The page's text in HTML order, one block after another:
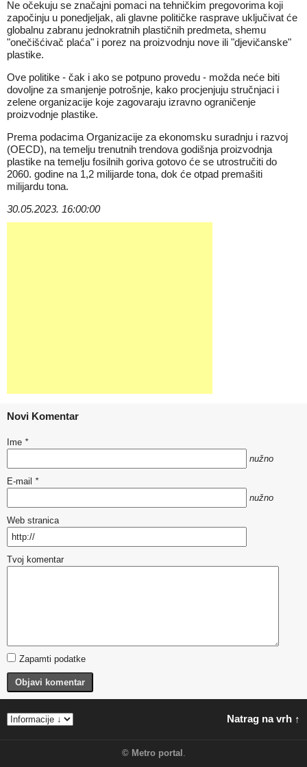
Ne očekuju se značajni pomaci na tehničkim pregovorima koji
započinju u ponedjeljak, ali glavne političke rasprave uključivat će
globalnu zabranu jednokratnih plastičnih predmeta, shemu
"onečišćivač plaća" i porez na proizvodnju nove ili "djevičanske"
plastike.
Ove politike - čak i ako se potpuno provedu - možda neće biti
dovoljne za smanjenje potrošnje, kako procjenjuju stručnjaci i
zelene organizacije koje zagovaraju izravno ograničenje
proizvodnje plastike.
Prema podacima Organizacije za ekonomsku suradnju i razvoj
(OECD), na temelju trenutnih trendova godišnja proizvodnja
plastike na temelju fosilnih goriva gotovo će se utrostručiti do
2060. godine na 1,2 milijarde tona, dok će otpad premašiti
milijardu tona.
30.05.2023. 16:00:00
Novi Komentar
Ime *
nužno
E-mail *
nužno
Web stranica
Tvoj komentar
Zapamti podatke
Objavi komentar
Natrag na vrh ↑
© Metro portal .